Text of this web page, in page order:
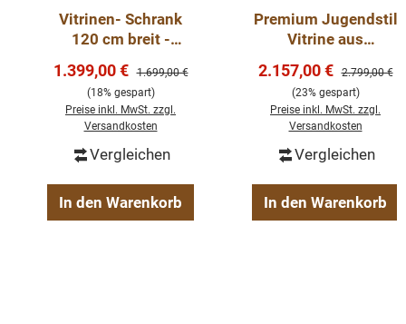
Vitrinen- Schrank
120 cm breit -
Schrank mit Glas
Verkaufspreis:
1.399,00 € Regulärer Preis:
1.699,00 €
(18% gespart)
Preise inkl. MwSt. zzgl.
Versandkosten
Vergleichen
In den Warenkorb
Premium Jugendstil
Vitrine aus
Landhaus-Stil,
schwarz lackiert,
handgefertigt
Verkaufspreis:
2.157,00 € Regulärer
2.799,00 €
(23% gespart)
Preise inkl. MwSt. zzgl.
Versandkosten
Vergleichen
In den Warenkorb